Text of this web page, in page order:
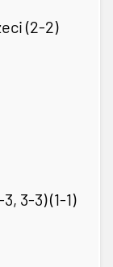
(2-2)
3-3) (1-1)